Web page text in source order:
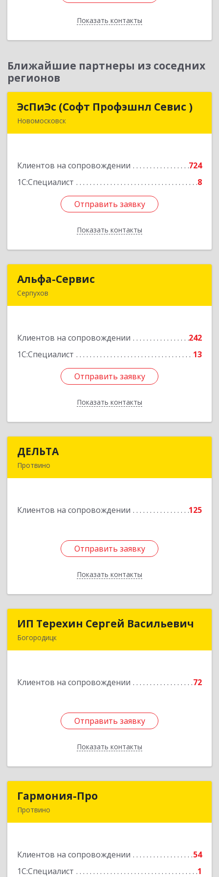
Показать контакты
Назад
Ближайшие партнеры из соседних
регионов
ЭсПиЭс (Софт Профэшнл Севис )
Новомосковск
Клиентов на сопровождении
724
1С:Специалист
8
Отправить заявку
Показать контакты
ЭсПиЭс (Софт Профэшнл Севис )
Подробнее
Отправить заявку
Назад
Альфа-Сервис
Серпухов
Клиентов на сопровождении
242
1С:Специалист
13
Отправить заявку
Показать контакты
Подробнее
Отправить заявку
Назад
ДЕЛЬТА
Протвино
Клиентов на сопровождении 125
Отправить заявку
Показать контакты
Подробнее
Отправить заявку
Назад
ИП Терехин Сергей Васильевич
Богородицк
Клиентов на сопровождении 72
Отправить заявку
Показать контакты
ИП Терехин Сергей Васильевич
Подробнее
Отправить заявку
Назад
Гармония-Про
Протвино
Клиентов на сопровождении
54
1С:Специалист
1
Подробнее